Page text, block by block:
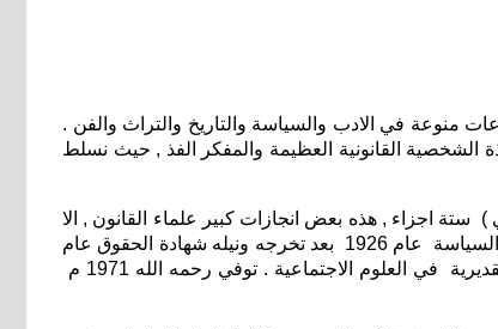
لمؤلفه الاستاذ الراحل شكري صبري الحديثي ( 1932-2014 ) , يتضمن موضوعات منوعة في الادب والسياسة والتاريخ والتراث والفن .
القانونية العظيمة والمفكر الفذ , حيث نسلط
اجزاء , هذه بعض انجازات كبير علماء القانون , الا
وهو الدكتور المرجعية عبد الرزاق بن احمد السنهوري , المولود في الاسكندرية عام 1895 م حاصل على الدكتوراه في القانون والاقتصاد والسياسة عام 1926 بعد تخرجه ونيله شهادة الحقوق عام
1917 , وفي عام 1946, اختير عضوا بمجمع اللغة العربية , ثم عين رئيسا لمجلس الدولة بمصر عام 1949 , حاصل على جائزة الدولة التقديرية في العلوم الاجتماعية . توفي رحمه الله 1971 م